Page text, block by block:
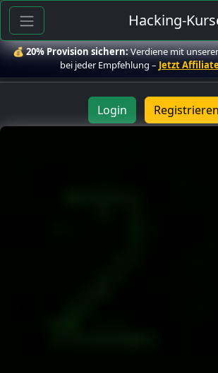
Hacking-
💰20% Provision sichern:Verdiene mit
bei jeder Empfehlung – Jetzt
Login Registrieren